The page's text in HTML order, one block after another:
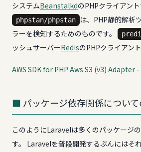
システムBeanstalkdのPHPクライアント
phpstan/phpstan
は、PHP静的解析
ラーを検知するためのものです。
ッシュサーバーRedisのPHPクライアント
AWS SDK for PHP Aws S3 (v3) Adapter
パッケージ依存関係につい
このようにLaravelは多くのパッケージ
す。 Laravelを普段開発するぶんにはそ